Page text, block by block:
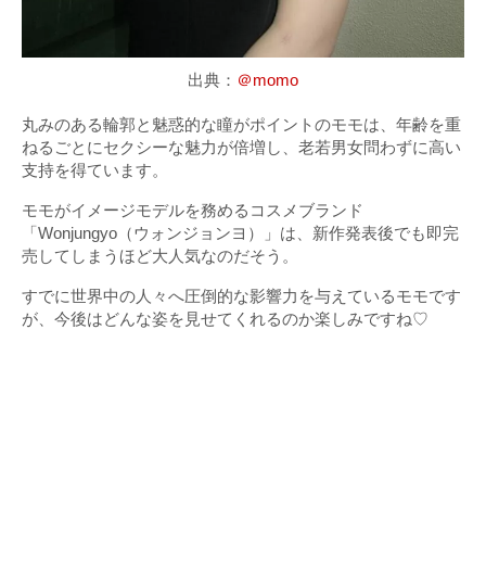
出典： ＠momo
丸みのある輪郭と魅惑的な瞳がポイントのモモは、年齢を重
ねるごとにセクシーな魅力が倍増し、老若男女問わずに高い
支持を得ています。
モモがイメージモデルを務めるコスメブランド
「Wonjungyo（ウォンジョンヨ）」は、新作発表後でも即完
売してしまうほど大人気なのだそう。
すでに世界中の人々へ圧倒的な影響力を与えているモモです
が、今後はどんな姿を見せてくれるのか楽しみですね♡